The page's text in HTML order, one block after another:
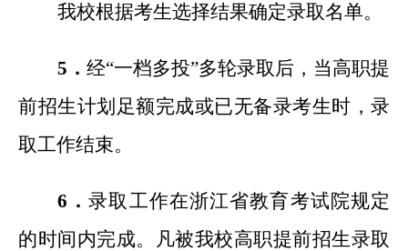
我校根据考生选择结果确定录取名单。
5 ． 经“一档多投”多轮录取后，当高职提
前招生计划足额完成或已无备录考生时，录
取工作结束。
6 ．录取工作在浙江省教育考试院规定
的时间内完成。凡被我校高职提前招生录取